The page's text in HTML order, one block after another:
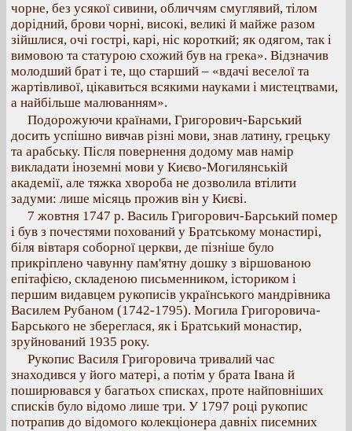
чорне, без усякої сивини, обличчям смуглявий, тілом
дорідний, брови чорні, високі, великі й майже разом
зійшлися, очі гострі, карі, ніс короткий; як одягом, так і
вимовою та статурою схожий був на грека». Відзначив
молодший брат і те, що старший – «вдачі веселої та
жартівливої, цікавиться всякими науками і мистецтвами,
а найбільше малюванням».
Подорожуючи країнами, Григорович-Барський
досить успішно вивчав різні мови, знав латину, грецьку
та арабську. Після повернення додому мав намір
викладати іноземні мови у Києво-Могилянській
академії, але тяжка хвороба не дозволила втілити
задуми: лише місяць прожив він у Києві.
7 жовтня 1747 р. Василь Григорович-Барський помер
і був з почестями похований у Братському монастирі,
біля вівтаря соборної церкви, де пізніше було
прикріплено чавунну пам'ятну дошку з віршованою
епітафією, складеною письменником, істориком і
першим видавцем рукописів українського мандрівника
Василем Рубаном (1742-1795). Могила Григоровича-
Барського не збереглася, як і Братський монастир,
зруйнований 1935 року.
Рукопис Василя Григоровича тривалий час
знаходився у його матері, а потім у брата Івана й
поширювався у багатьох списках, проте найповніших
списків було відомо лише три. У 1797 році рукопис
потрапив до відомого колекціонера давніх писемних